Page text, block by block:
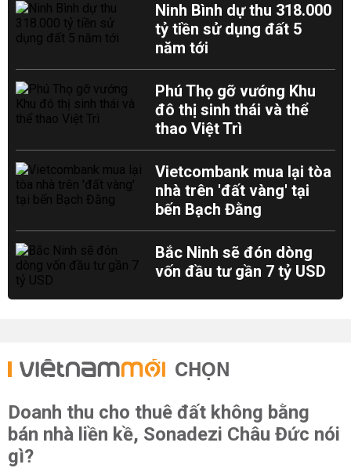
Ninh Bình dự thu 318.000
tỷ tiền sử dụng đất 5
năm tới
Phú Thọ gỡ vướng Khu
đô thị sinh thái và thể
thao Việt Trì
Vietcombank mua lại tòa
nhà trên 'đất vàng' tại
bến Bạch Đằng
Bắc Ninh sẽ đón dòng
vốn đầu tư gần 7 tỷ USD
CHỌN
Doanh thu cho thuê đất không bằng
bán nhà liền kề, Sonadezi Châu Đức nói
gì?